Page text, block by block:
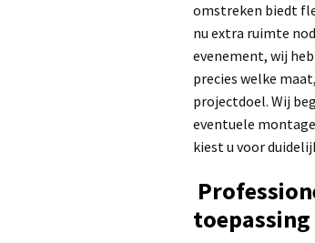
omstreken biedt
nu extra ruimte
evenement, wij
precies welke
projectdoel. Wij
eventuele
kiest u voor
toepassing